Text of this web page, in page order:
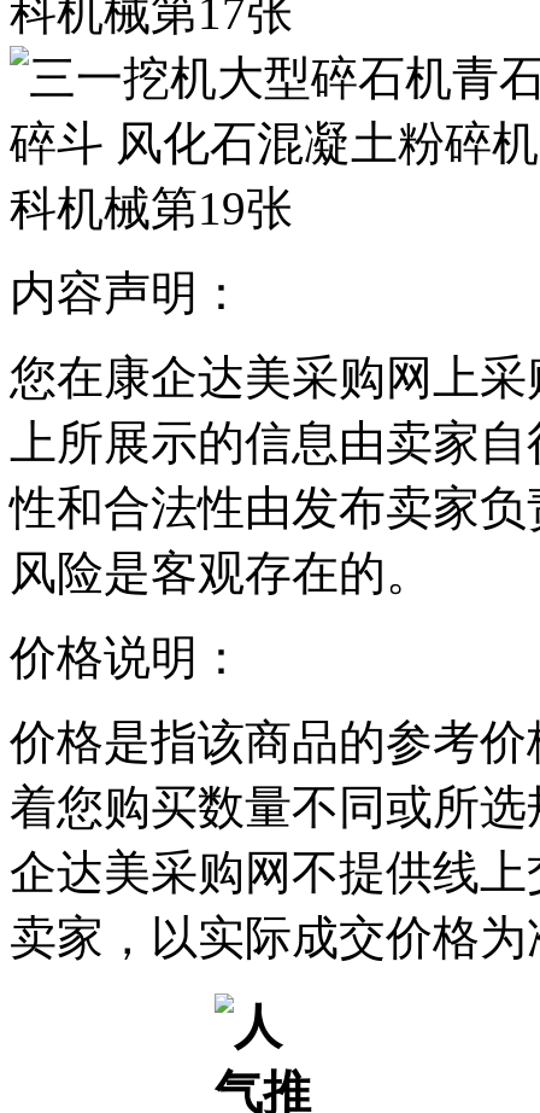
内容声明：
您在康企达美采购网上
上所展示的信息由卖家
性和合法性由发布卖家
风险是客观存在的。
价格说明：
价格是指该商品的参考
着您购买数量不同或所
企达美采购网不提供线
卖家，以实际成交价格为